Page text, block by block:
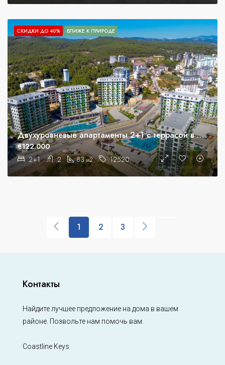
Двухуровневые апартаменты 2+1 с террасой в ЖК Konak Green Towers
2+1 2 83 м2 12520
€122.000
СКИДКИ ДО 40% БЛИЖЕ К ПРИРОДЕ
1 2 3
Контакты
Найдите лучшее предложение на дома в вашем
районе. Позвольте нам помочь вам.
Coastline Keys